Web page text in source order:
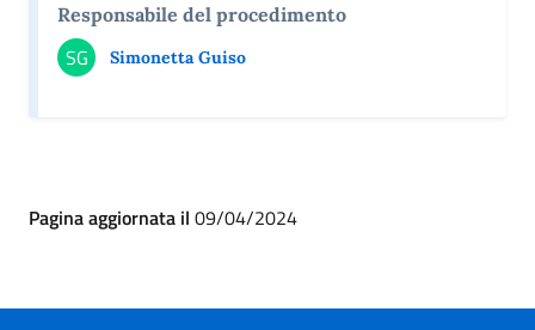
Responsabile del procedimento
SG Simonetta Guiso
Pagina aggiornata il 09/04/2024